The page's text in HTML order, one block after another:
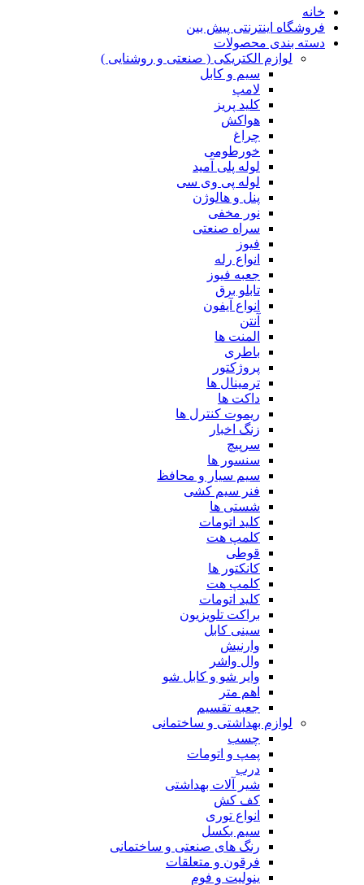
خانه
فروشگاه اینترنتی پیش بین
دسته بندی محصولات
لوازم الکتریکی ( صنعتی و روشنایی )
سیم و کابل
لامپ
کلید پریز
هواکش
چراغ
خورطومی
لوله پلی آمید
لوله پی وی سی
پنل و هالوژن
نور مخفی
سراه صنعتی
فیوز
انواع رله
جعبه فیوز
تابلو برق
انواع آیفون
آنتن
المنت ها
باطری
پروژکتور
ترمینال ها
داکت ها
ریموت کنترل ها
زنگ اخبار
سرپیچ
سنسور ها
سیم سیار و محافظ
فنر سیم کشی
شستی ها
کلید اتومات
کلمپ هت
قوطی
کانکتور ها
کلمپ هت
کلید اتومات
براکت تلویزیون
سینی کابل
وارنیش
وال واشر
وایر شو و کابل شو
اهم متر
جعبه تقسیم
لوازم بهداشتی و ساختمانی
چسب
پمپ و اتومات
درب
شیر آلات بهداشتی
کف کش
انواع توری
سیم بکسل
رنگ های صنعتی و ساختمانی
فرقون و متعلقات
ینولیت و فوم